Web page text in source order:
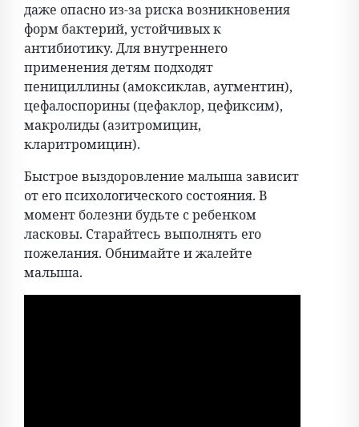
даже опасно из-за риска возникновения
форм бактерий, устойчивых к
антибиотику. Для внутреннего
применения детям подходят
пенициллины (амоксиклав, аугментин),
цефалоспорины (цефаклор, цефиксим),
макролиды (азитромицин,
кларитромицин).
Быстрое выздоровление малыша зависит
от его психологического состояния. В
момент болезни будьте с ребенком
ласковы. Старайтесь выполнять его
пожелания. Обнимайте и жалейте
малыша.